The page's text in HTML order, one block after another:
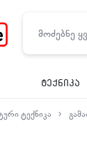
ტექნიკა
ტექნიკა